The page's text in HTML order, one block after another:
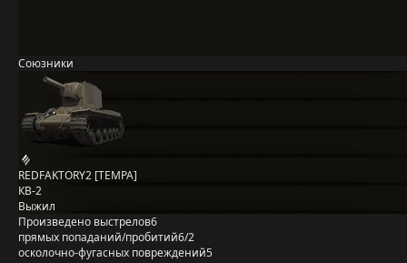
Союзники
REDFAKTORY2 [TEMPA]
КВ-2
Выжил
Произведено выстрелов6
прямых попаданий/пробитий6/2
осколочно-фугасных повреждений5